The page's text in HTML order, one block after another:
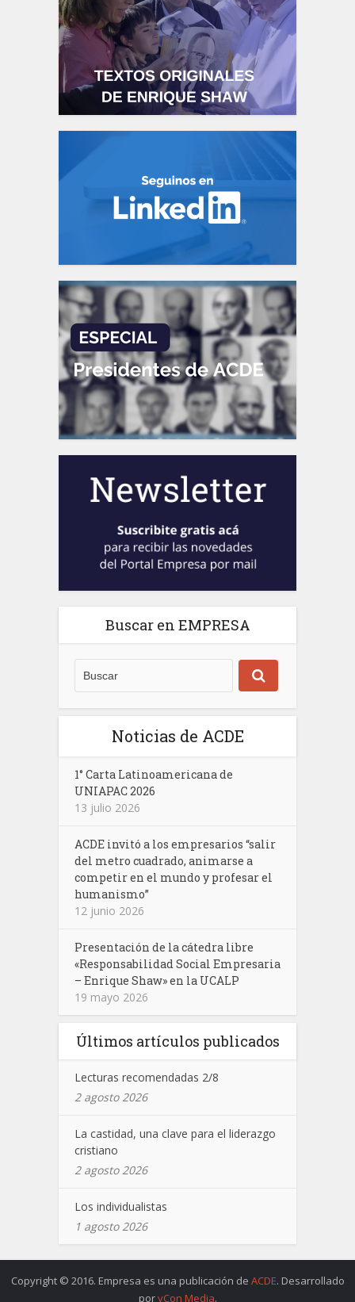
Buscar en EMPRESA
Noticias de ACDE
1° Carta Latinoamericana de
UNIAPAC 2026
13 julio 2026
ACDE invitó a los empresarios “salir
del metro cuadrado, animarse a
competir en el mundo y profesar el
humanismo”
12 junio 2026
Presentación de la cátedra libre
«Responsabilidad Social Empresaria
– Enrique Shaw» en la UCALP
19 mayo 2026
Últimos artículos publicados
Lecturas recomendadas 2/8
2 agosto 2026
La castidad, una clave para el liderazgo
cristiano
2 agosto 2026
Los individualistas
1 agosto 2026
Copyright © 2016. Empresa es una publicación de ACDE. Desarrollado
poryCon Media.